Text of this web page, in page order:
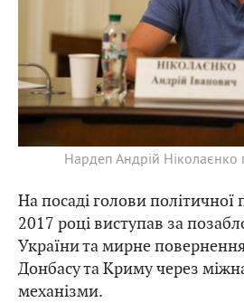
Нардеп Андрій Ніколаєнко
На посаді голови політичної
2017 році виступав за
України та мирне
Донбасу та Криму через
механізми.